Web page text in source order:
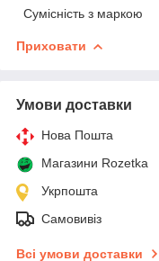
Сумісність з маркою
Приховати
Умови доставки
Нова Пошта
Магазини Rozetka
Укрпошта
Самовивіз
Всі умови доставки